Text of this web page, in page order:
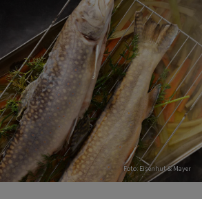
Foto: Eisenhut & Mayer